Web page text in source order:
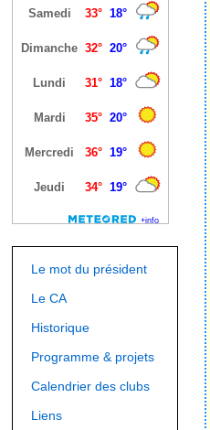
Le mot du président
Le CA
Historique
Programme & projets
Calendrier des clubs
Liens